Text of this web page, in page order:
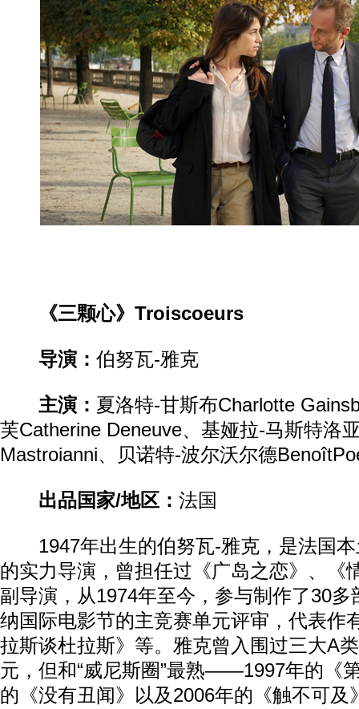
《三颗心》Troiscoeurs
导演： 伯努瓦-雅克
主演： 夏洛特-甘斯布Charlotte
芙Catherine Deneuve、基娅拉-马斯特洛
Mastroianni、贝诺特-波尔沃尔德
出品国家/地区： 法国
1947年出生的伯努瓦-雅克，是法国本
的实力导演，曾担任过《广岛之恋》、《
副导演，从1974年至今，参与制作了30多
纳国际电影节的主竞赛单元评审，代表作
拉斯谈杜拉斯》等。雅克曾入围过三大A
元，但和“威尼斯圈”最熟——1997年的《
的《没有丑闻》以及2006年的《触不可及